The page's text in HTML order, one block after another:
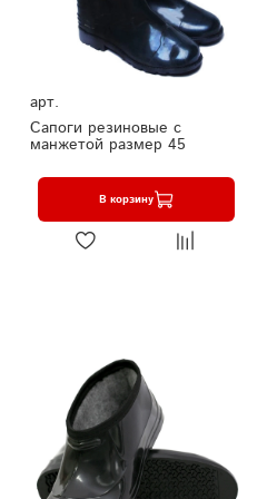
арт.
Сапоги резиновые с
манжетой размер 45
В корзину